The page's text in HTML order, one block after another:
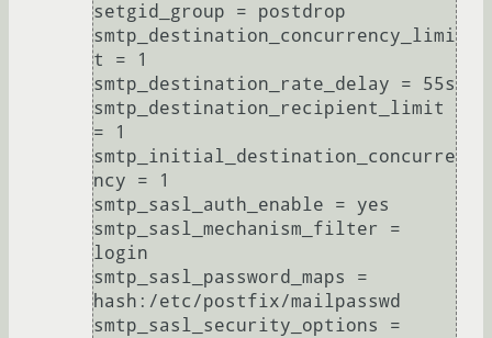
setgid_group = postdrop
smtp_destination_concurrency_limi
t = 1
smtp_destination_rate_delay = 55s
smtp_destination_recipient_limit
= 1
smtp_initial_destination_concurre
ncy = 1
smtp_sasl_auth_enable = yes
smtp_sasl_mechanism_filter =
login
smtp_sasl_password_maps =
hash:/etc/postfix/mailpasswd
smtp_sasl_security_options =